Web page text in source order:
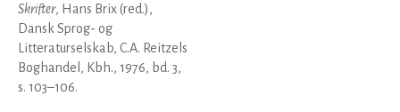
Skrifter, Hans Brix (red.),
Dansk Sprog- og
Litteraturselskab, C.A. Reitzels
Boghandel, Kbh., 1976, bd. 3,
s. 103–106.